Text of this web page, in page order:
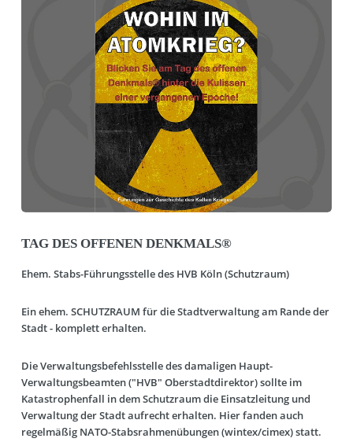
TAG DES OFFENEN DENKMALS®
Ehem. Stabs-Führungsstelle des HVB Köln (Schutzraum)
Ein ehem. SCHUTZRAUM für die Stadtverwaltung am Rande der
Stadt - komplett erhalten.
Die Verwaltungsbefehlsstelle des damaligen Haupt-
Verwaltungsbeamten ("HVB" Oberstadtdirektor) sollte im
Katastrophenfall in dem Schutzraum die Einsatzleitung und
Verwaltung der Stadt aufrecht erhalten. Hier fanden auch
regelmäßig NATO-Stabsrahmenübungen (wintex/cimex) statt.